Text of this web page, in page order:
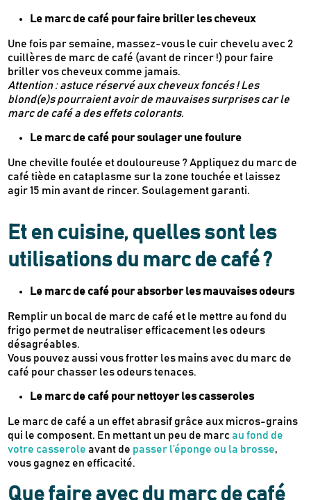
Le marc de café pour faire briller les cheveux
Une fois par semaine, massez-vous le cuir chevelu avec 2
cuillères de marc de café (avant de rincer !) pour faire
briller vos cheveux comme jamais.
Attention : astuce réservé aux cheveux foncés ! Les
blond(e)s pourraient avoir de mauvaises surprises car le
marc de café a des effets colorants.
Le marc de café pour soulager une foulure
Une cheville foulée et douloureuse ? Appliquez du marc de
café tiède en cataplasme sur la zone touchée et laissez
agir 15 min avant de rincer. Soulagement garanti.
Et en cuisine, quelles sont les
utilisations du marc de café ?
Le marc de café pour absorber les mauvaises odeurs
Remplir un bocal de marc de café et le mettre au fond du
frigo permet de neutraliser efficacement les odeurs
désagréables.
Vous pouvez aussi vous frotter les mains avec du marc de
café pour chasser les odeurs tenaces.
Le marc de café pour nettoyer les casseroles
Le marc de café a un effet abrasif grâce aux micros-grains
qui le composent. En mettant un peu de marc au fond de
votre casserole avant de passer l’éponge ou la brosse,
vous gagnez en efficacité.
Que faire avec du marc de café